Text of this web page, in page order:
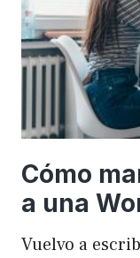
Cómo
a una
Vuelvo a